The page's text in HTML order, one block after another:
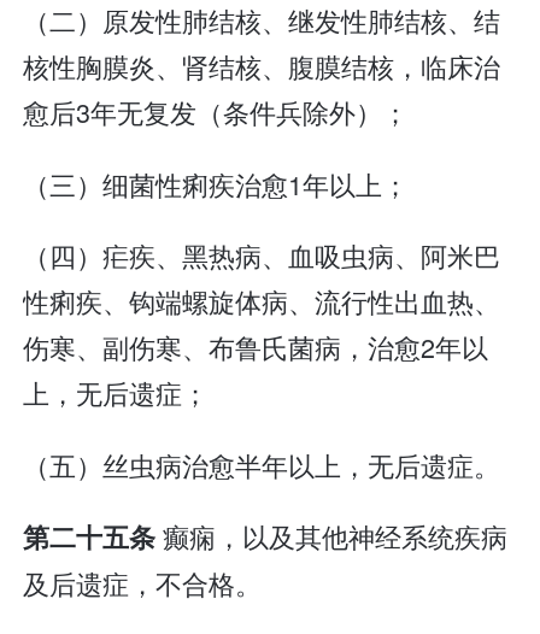
（二）原发性肺结核、继发性肺结核、结
核性胸膜炎、肾结核、腹膜结核，临床治
愈后3年无复发（条件兵除外）；
（三）细菌性痢疾治愈1年以上；
（四）疟疾、黑热病、血吸虫病、阿米巴
性痢疾、钩端螺旋体病、流行性出血热、
伤寒、副伤寒、布鲁氏菌病，治愈2年以
上，无后遗症；
（五）丝虫病治愈半年以上，无后遗症。
第二十五条癫痫，以及其他神经系统疾病
及后遗症，不合格。